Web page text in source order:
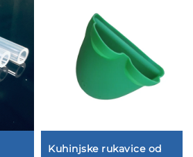
Kuhinjske rukavice od